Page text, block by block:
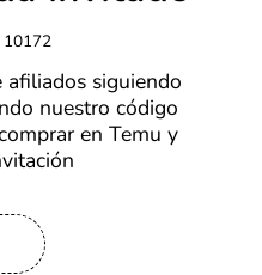
de hasta 30% OFF
tus productos desde
10172
afiliados siguiendo
nuestro código
en Temu y